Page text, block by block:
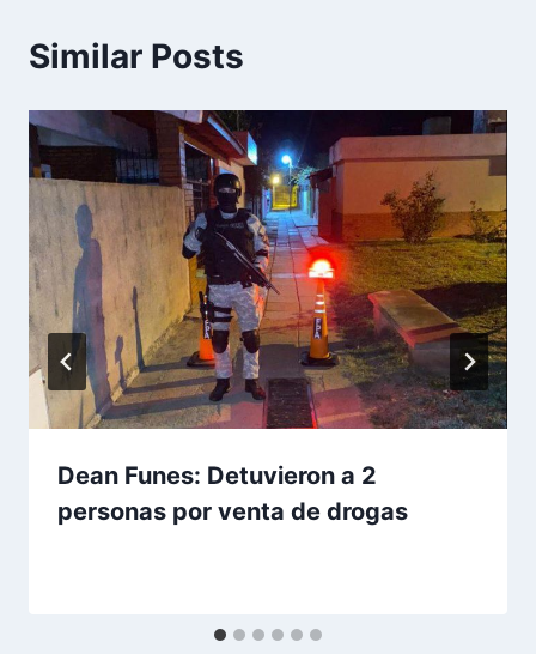
Similar Posts
Dean Funes: Detuvieron a 2
personas por venta de drogas